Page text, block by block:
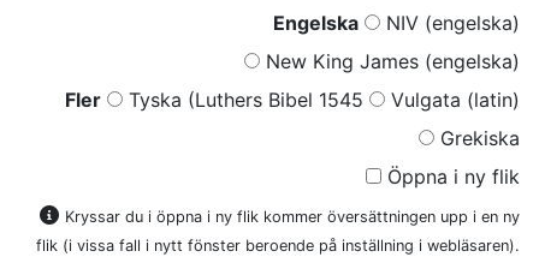
Engelska
NIV (engelska)
New King James (engelska)
Fler
Tyska (Luthers Bibel 1545
Vulgata (latin)
Grekiska
Öppna i ny flik
Kryssar du i öppna i ny flik kommer översättningen upp i en ny
flik (i vissa fall i nytt fönster beroende på inställning i webläsaren).